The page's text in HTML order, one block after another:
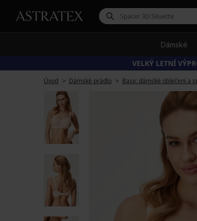
Dámské
VELKÝ LETNÍ
Úvod Dámské prádlo Basic dámské oblečení a